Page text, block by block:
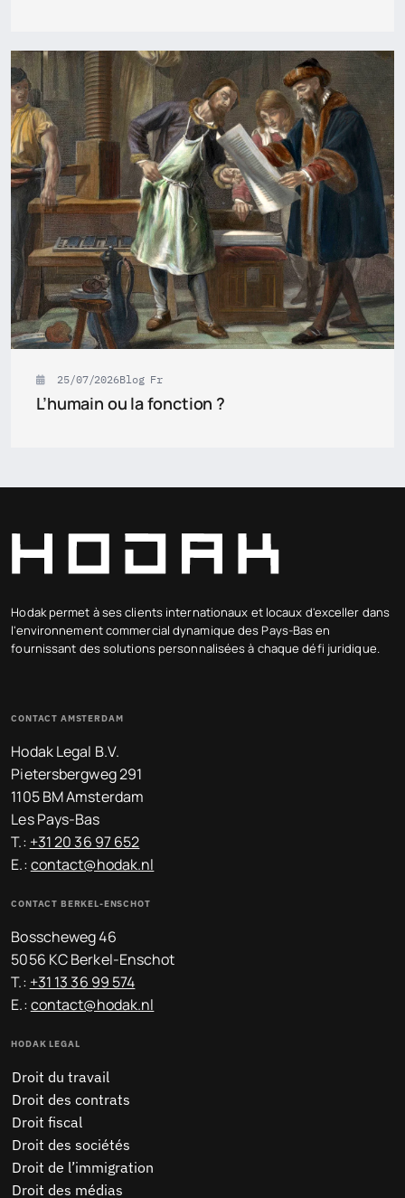
25/07/2026Blog Fr
L’humain ou la fonction ?
Hodak permet à ses clients internationaux et locaux d'exceller dans
l'environnement commercial dynamique des Pays-Bas en
fournissant des solutions personnalisées à chaque défi juridique.
CONTACT AMSTERDAM
Hodak Legal B.V.
Pietersbergweg 291
1105 BM Amsterdam
Les Pays-Bas
T.: +31 20 36 97 652
E.:contact@hodak.nl
CONTACT BERKEL-ENSCHOT
Bosscheweg 46
5056 KC Berkel-Enschot
T.: +31 13 36 99 574
E.:contact@hodak.nl
HODAK LEGAL
Droit du travail
Droit des contrats
Droit fiscal
Droit des sociétés
Droit de l’immigration
Droit des médias